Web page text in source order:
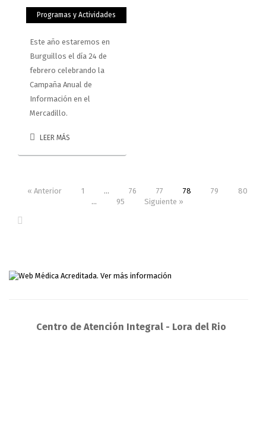
Programas y Actividades
Este año estaremos en
Burguillos el día 24 de
febrero celebrando la
Campaña Anual de
Información en el
Mercadillo.
LEER MÁS
« Anterior 1 … 76 77 78 79
80
…
95 Siguiente »
Centro de Atención Integral - Lora del Rio